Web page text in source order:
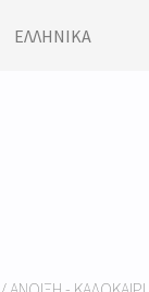
ΕΛΛΗΝΙΚΆ